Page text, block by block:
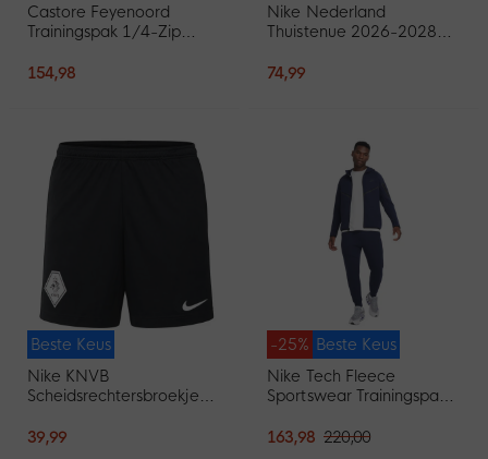
Castore Feyenoord
Trainingspak 1/4-Zip
Lichtblauw
154,98
Nike Nederland
Thuistenue 2026-2028
74,99
Beste Keus
Nike KNVB
Scheidsrechtersbroekje
39,99
Beste Keus
-25%
Nike Tech Fleece
Sportswear Trainingspak
163,98 220,00